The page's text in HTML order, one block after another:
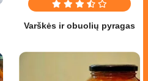
Varškės ir obuolių pyragas